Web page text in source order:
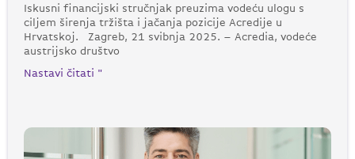
Iskusni financijski stručnjak preuzima vodeću ulogu s
ciljem širenja tržišta i jačanja pozicije Acredije u
Hrvatskoj. Zagreb, 21 svibnja 2025. – Acredia, vodeće
austrijsko društvo
Nastavi čitati "